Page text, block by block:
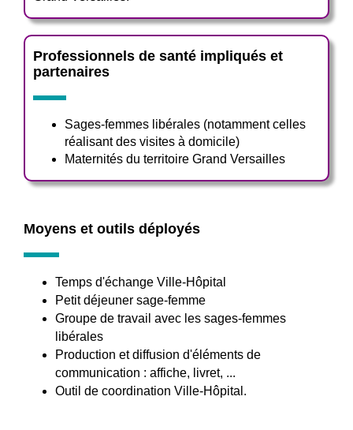
Professionnels de santé impliqués et
partenaires
Sages-femmes libérales (notamment celles
réalisant des visites à domicile)
Maternités du territoire Grand Versailles
Moyens et outils déployés
Temps d'échange Ville-Hôpital
Petit déjeuner sage-femme
Groupe de travail avec les sages-femmes
libérales
Production et diffusion d'éléments de
communication : affiche, livret, ...
Outil de coordination Ville-Hôpital.